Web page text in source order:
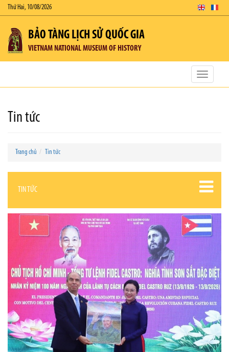
Thứ Hai, 10/08/2026
BẢO TÀNG LỊCH SỬ QUỐC GIA
VIETNAM NATIONAL MUSEUM OF HISTORY
Toggle
Tin tức
Trang chủ Tin tức
TIN TỨC